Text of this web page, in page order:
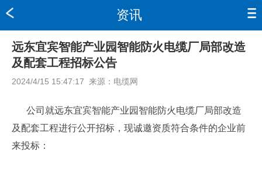
资讯
远东宜宾智能产业园智能防火电缆厂局部改造
及配套工程招标公告
2024/4/15 15:47:17 来源： 电缆网
公司就远东宜宾智能产业园智能防火电缆厂局部改造
及配套工程进行公开招标，现诚邀资质符合条件的企业前
来投标：